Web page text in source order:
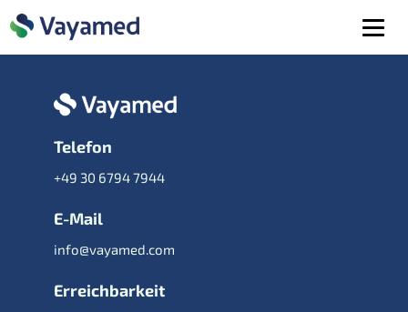
Telefon
+49 30 6794 7944
E-Mail
info@vayamed.com
Erreichbarkeit